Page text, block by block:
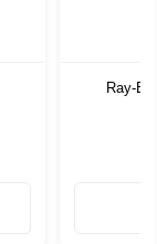
Ray-